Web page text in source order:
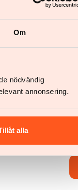
Om
nödvändig
annonsering.
alla